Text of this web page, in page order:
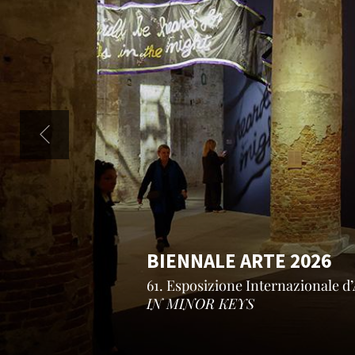
BIENNALE ARTE 2026
61. Esposizione Internazionale
IN MINOR KEYS